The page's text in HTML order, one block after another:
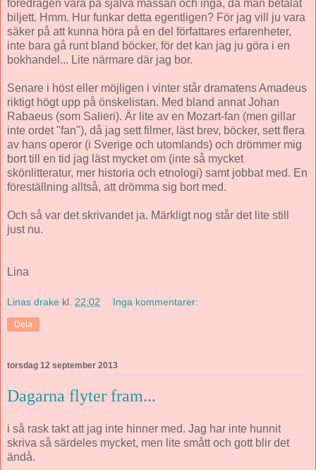
föredragen vara på själva mässan och ingå, då man betalat
biljett. Hmm. Hur funkar detta egentligen? För jag vill ju vara
säker på att kunna höra på en del författares erfarenheter,
inte bara gå runt bland böcker, för det kan jag ju göra i en
bokhandel... Lite närmare där jag bor.
Senare i höst eller möjligen i vinter står dramatens Amadeus
riktigt högt upp på önskelistan. Med bland annat Johan
Rabaeus (som Salieri). Är lite av en Mozart-fan (men gillar
inte ordet "fan"), då jag sett filmer, läst brev, böcker, sett flera
av hans operor (i Sverige och utomlands) och drömmer mig
bort till en tid jag läst mycket om (inte så mycket
skönlitteratur, mer historia och etnologi) samt jobbat med. En
föreställning alltså, att drömma sig bort med.
Och så var det skrivandet ja. Märkligt nog står det lite still
just nu.
Lina
Linas drake kl. 22:02 Inga kommentarer:
Dela
torsdag 12 september 2013
Dagarna flyter fram...
i så rask takt att jag inte hinner med. Jag har inte hunnit
skriva så särdeles mycket, men lite smått och gott blir det
ändå.